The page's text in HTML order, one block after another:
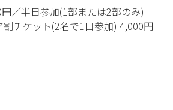
／半日参加(1部または2部のみ)
割チケット(2名で1日参加) 4,000円